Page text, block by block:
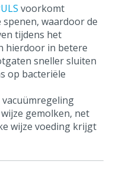
melkstel
M+,
korte melkslang
voor
voorkomt
waardoor de
tijdens het
hierdoor in betere
sneller sluiten
op bacteriële
gemolken, net
wijze voeding krijgt